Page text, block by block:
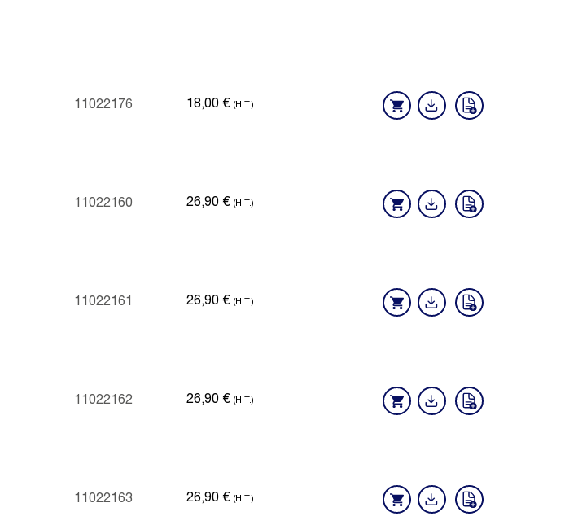
11022176 18,00 € (H.T.)
11022160 26,90 € (H.T.)
11022161 26,90 € (H.T.)
11022162 26,90 € (H.T.)
11022163 26,90 € (H.T.)